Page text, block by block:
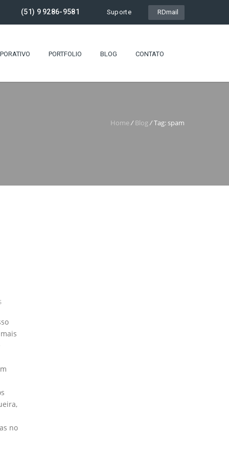
RDmail
(51) 9 9286-9581 Suporte
PORTFOLIO BLOG CONTATO
Home/ Blog/Tag: spam
no